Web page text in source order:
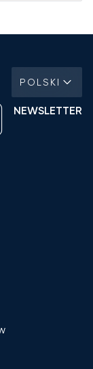
POLSKI
NEWSLETTER